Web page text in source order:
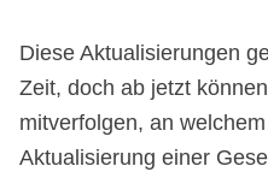
Diese Aktualisierungen
Zeit, doch ab jetzt
mitverfolgen, an
Aktualisierung einer